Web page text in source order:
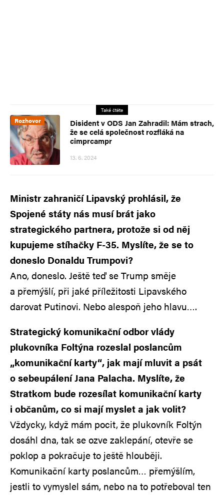
Také čtěte
Rozhovor
Disident v ODS Jan Zahradil: Mám strach,
že se celá společnost rozfláká na
cimprcampr
13. 6. 2024
Ministr zahraničí Lipavský prohlásil, že
Spojené státy nás musí brát jako
strategického partnera, protože si od něj
kupujeme stíhačky F-35. Myslíte, že se to
doneslo Donaldu Trumpovi?
Ano, doneslo. Ještě teď se Trump směje
a přemýšlí, při jaké příležitosti Lipavského
darovat Putinovi. Nebo alespoň jeho hlavu….
Strategický komunikační odbor vlády
plukovníka Foltýna rozeslal poslancům
„komunikační karty“, jak mají mluvit a psát
o sebeupálení Jana Palacha. Myslíte, že
Stratkom bude rozesílat komunikační karty
i občanům, co si mají myslet a jak volit?
Vždycky, když mám pocit, že plukovník Foltýn
dosáhl dna, tak se ozve zaklepání, otevře se
poklop a pokračuje to ještě hlouběji.
Komunikační karty poslancům… přemýšlím,
jestli to vymyslel sám, nebo na to potřeboval ten